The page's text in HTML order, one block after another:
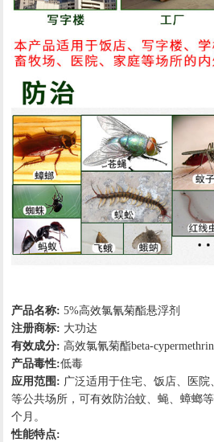
产品名称: 5%高效氯氰菊酯悬浮剂
注册商标: 大功达
有效成分: 高效氯氰菊酯beta-
产品毒性:低毒
应用范围: 广泛适用于住宅、饭店、医
等公共场所，可有效防治蚊、蝇、蟑螂
个月。
性能特点: